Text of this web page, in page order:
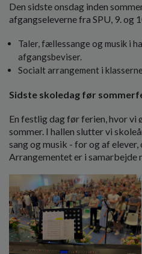
Den sidste onsdag inden
afgangseleverne fra SPU, 9. og
Taler, fællessange og musik i
afgangsbeviser.
Socialt arrangement i
Sidste skoledag før
En festlig dag før ferien, hvor vi
sommer. I hallen slutter vi
sang og musik - for og af elever,
Arrangementet er i samarbejde